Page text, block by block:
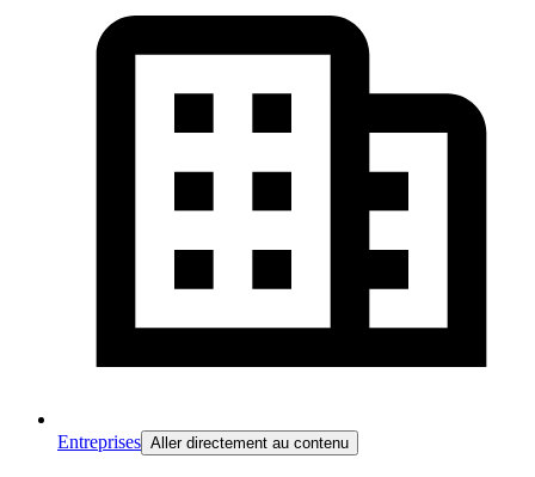
Entreprises Aller directement au contenu